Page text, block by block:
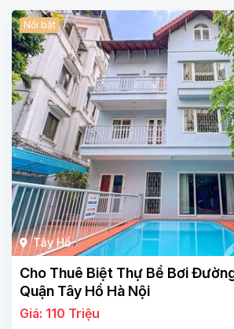
Tây Hồ
Nổi bật
Cho Thuê Biệt Thự Bể Bơi
Quận Tây Hồ Hà Nội
Giá: 110 Triệu